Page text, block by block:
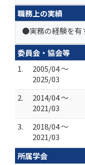
職務上の実績
●実務の経験を有
委員会・協会等
1.
2005/04 ～
2025/03
2.
2014/04 ～
2021/03
3.
2018/04 ～
2021/03
所属学会